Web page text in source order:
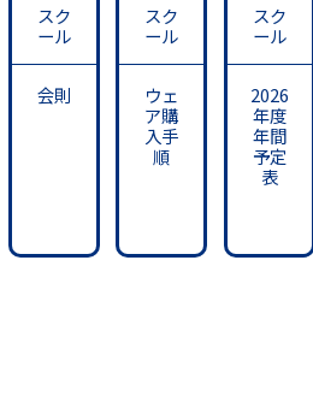
スク
ール
会則
スク
ール
ウェ
ア購
入手
順
スク
ール
2026
年度
年間
予定
表